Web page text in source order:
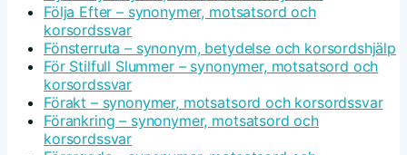
Följa Efter – synonymer, motsatsord och
korsordssvar
Fönsterruta – synonym, betydelse och korsordshjälp
För Stilfull Slummer – synonymer, motsatsord och
korsordssvar
Förakt – synonymer, motsatsord och korsordssvar
Förankring – synonymer, motsatsord och
korsordssvar